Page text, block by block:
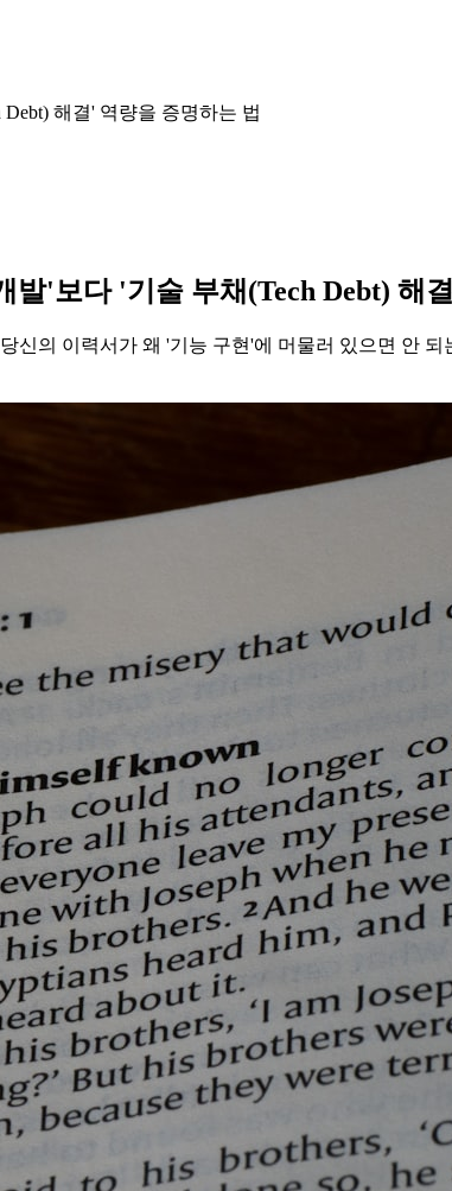
해결' 역량을 증명하는 법
'보다 '기술 부채(Tech Debt) 해
신의 이력서가 왜 '기능 구현'에 머물러 있으면 안